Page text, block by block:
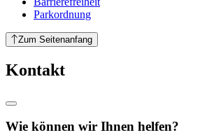
Parkordnung
Zum Seitenanfang
Kontakt
Wie können wir Ihnen helfen?